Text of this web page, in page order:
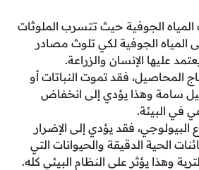
الجوفية حيث تتسرب الملوثات
المياه الجوفية لكي تلوث مصادر
عليها الإنسان والزراعة.
المحاصيل، فقد تموت النباتات أو
سامة وهذا يؤدي إلى انخفاض
في البيئة.
البيولوجي، فقد يؤدي إلى الإضرار
الحية الدقيقة والحيوانات التي
وهذا يؤثر على النظام البيئي كله.